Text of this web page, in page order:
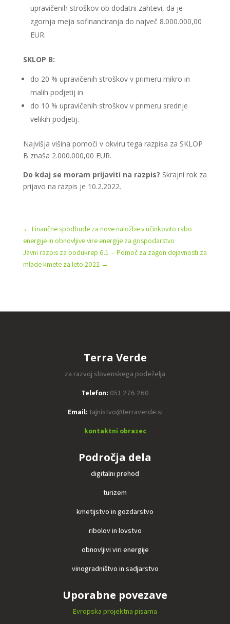
upravičenih stroškov ob dodatni zahtevi, da je
zgornja meja sofinanciranja do največ 8.000.000,00
EUR.
SKLOP B:
do 20 % upravičenih stroškov v primeru mikro in
malih podjetij in
do 10 % upravičenih stroškov v primeru srednje
velikih podjetij.
Najvišja višina pomoči v okviru tega razpisa za SKLOP
B znaša 2.000.000,00 EUR.
Do kdaj se moram prijaviti na razpis? Skrajni rok za
prijavo na razpis je 10.2.2022.
← Finančne spodbude za nove naložbe v učinkovito rabo
energije in obnovljive vire energije za gospodarstvo
Javni razpis za podukrep 6.1. – Pomoč za zagon dejavnosti za
mlade kmete za leto 2022→
Terra Verde
za razvoj slovenskega podeželja
Telefon: 051 276 260
Email: tajnistvo@terraverde.si
kontaktni obrazec
Področja dela
digitalni prehod
turizem
kmetijstvo in gozdarstvo
ribolov in lovstvo
obnovljivi viri energije
vinogradništvo in sadjarstvo
Uporabne povezave
Evropska projektna pisarna